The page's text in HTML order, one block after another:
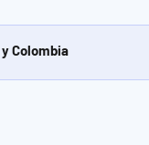
Colombia